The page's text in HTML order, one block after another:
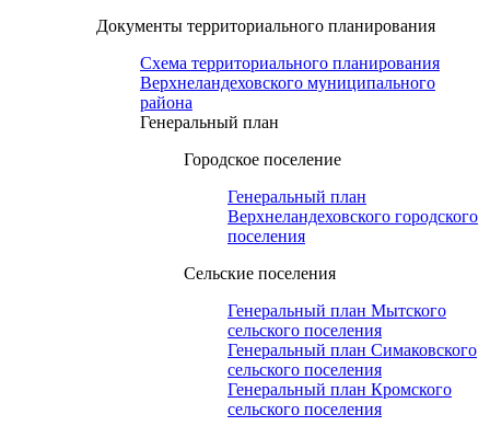
Документы территориального планирования
Схема территориального планирования
Верхнеландеховского муниципального
района
Генеральный план
Городское поселение
Генеральный план
Верхнеландеховского городского
поселения
Сельские поселения
Генеральный план Мытского
сельского поселения
Генеральный план Симаковского
сельского поселения
Генеральный план Кромского
сельского поселения